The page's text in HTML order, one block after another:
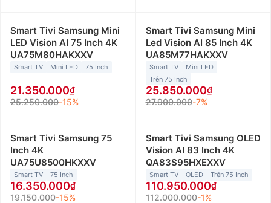
Smart Tivi Samsung Mini
LED Vision AI 75 Inch 4K
UA75M80HAKXXV
Smart TV Mini LED 75 Inch
21.350.000
25.250.000-15%
Smart Tivi Samsung Mini
Led Vision AI 85 Inch 4K
UA85M77HAKXXV
Smart TV
Mini LED
Trên 75 Inch
25.850.000
27.900.000-7%
Smart Tivi Samsung 75
Inch 4K
UA75U8500HKXXV
Smart TV 75 Inch
16.350.000
19.150.000-15%
Smart Tivi Samsung OLED
Vision AI 83 Inch 4K
QA83S95HXEXXV
Smart TV OLED Trên 75 Inch
110.950.000
112.000.000-1%